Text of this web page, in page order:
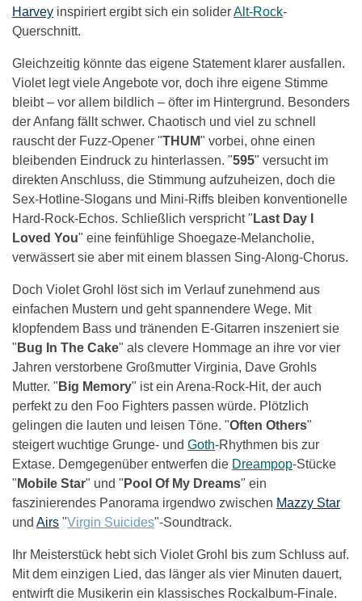
Harvey inspiriert ergibt sich ein soliderAlt-Rock-
Querschnitt.
Gleichzeitig könnte das eigene Statement klarer ausfallen.
Violet legt viele Angebote vor, doch ihre eigene Stimme
bleibt – vor allem bildlich – öfter im Hintergrund. Besonders
der Anfang fällt schwer. Chaotisch und viel zu schnell
rauscht der Fuzz-Opener "THUM" vorbei, ohne einen
bleibenden Eindruck zu hinterlassen. "595" versucht im
direkten Anschluss, die Stimmung aufzuheizen, doch die
Sex-Hotline-Slogans und Mini-Riffs bleiben konventionelle
Hard-Rock-Echos. Schließlich verspricht " Last Day I
Loved You" eine feinfühlige Shoegaze-Melancholie,
verwässert sie aber mit einem blassen Sing-Along-Chorus.
Doch Violet Grohl löst sich im Verlauf zunehmend aus
einfachen Mustern und geht spannendere Wege. Mit
klopfendem Bass und tränenden E-Gitarren inszeniert sie
" Bug In The Cake" als clevere Hommage an ihre vor vier
Jahren verstorbene Großmutter Virginia, Dave Grohls
Mutter. " Big Memory" ist ein Arena-Rock-Hit, der auch
perfekt zu den Foo Fighters passen würde. Plötzlich
gelingen die lauten und leisen Töne. "Often Others"
steigert wuchtige Grunge- und Goth-Rhythmen bis zur
Extase. Demgegenüber entwerfen die Dreampop-Stücke
" Mobile Star" und " Pool Of My Dreams" ein
faszinierendes Panorama irgendwo zwischen Mazzy Star
und Airs "Virgin Suicides"-Soundtrack.
Ihr Meisterstück hebt sich Violet Grohl bis zum Schluss auf.
Mit dem einzigen Lied, das länger als vier Minuten dauert,
entwirft die Musikerin ein klassisches Rockalbum-Finale.